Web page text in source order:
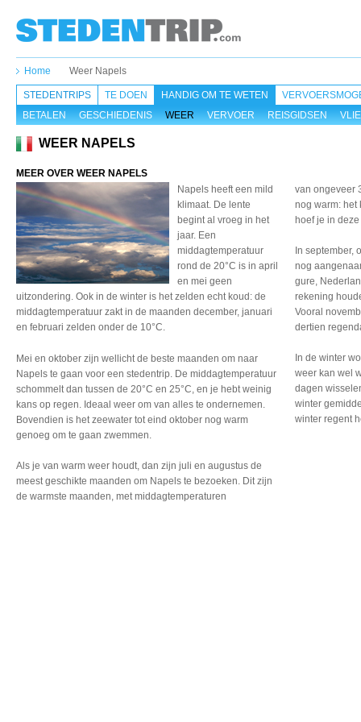
Home Weer Napels
STEDENTRIPS TE DOEN
HANDIG OM TE WETEN
BETALEN
GESCHIEDENIS WEER VERVOER REISGIDSEN
WEER NAPELS
MEER OVER WEER NAPELS
Napels heeft een mild
klimaat. De lente
begint al vroeg in het
jaar. Een
middagtemperatuur
rond de 20°C is in april
en mei geen
uitzondering. Ook in de winter is het zelden echt koud: de
middagtemperatuur zakt in de maanden december, januari
en februari zelden onder de 10°C.
Mei en oktober zijn wellicht de beste maanden om naar
Napels te gaan voor een stedentrip. De middagtemperatuur
schommelt dan tussen de 20°C en 25°C, en je hebt weinig
kans op regen. Ideaal weer om van alles te ondernemen.
Bovendien is het zeewater tot eind oktober nog warm
genoeg om te gaan zwemmen.
Als je van warm weer houdt, dan zijn juli en augustus de
meest geschikte maanden om Napels te bezoeken. Dit zijn
de warmste maanden, met middagtemperaturen
van ongeveer
nog warm: het
hoef je in
In september,
nog
gure,
rekening
Vooral
dertien
In de winter
weer kan wel
dagen
winter
winter regent